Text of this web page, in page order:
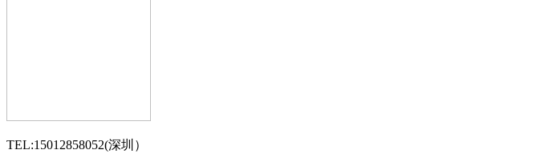
TEL:15012858052(深圳）